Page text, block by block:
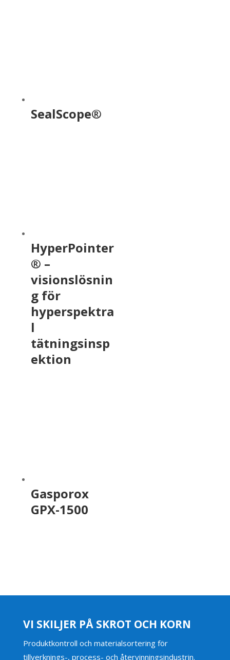
SealScope®
HyperPointer
® –
visionslösnin
g för
hyperspektra
l
tätningsinsp
ektion
Gasporox
GPX-1500
VI SKILJER PÅ SKROT OCH KORN
Produktkontroll och materialsortering för
tillverknings-, process- och återvinningsindustrin.